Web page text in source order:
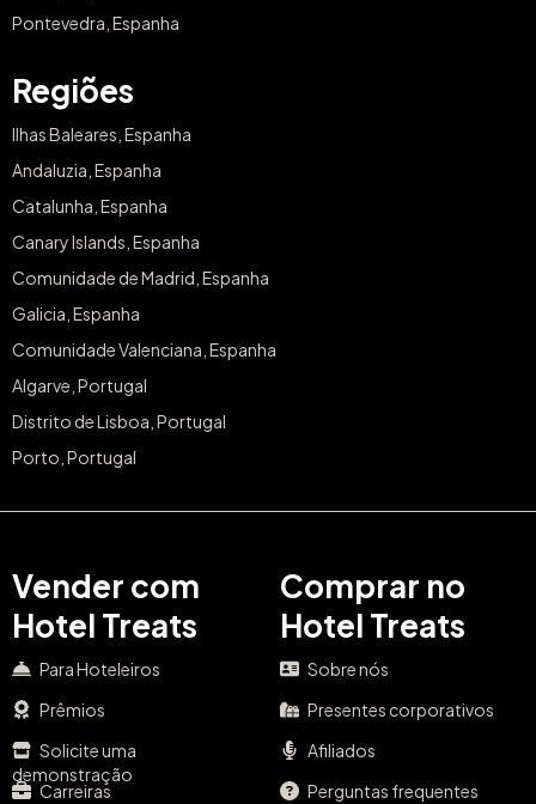
Pontevedra, Espanha
Regiões
Ilhas Baleares, Espanha
Andaluzia, Espanha
Catalunha, Espanha
Canary Islands, Espanha
Comunidade de Madrid, Espanha
Galicia, Espanha
Comunidade Valenciana, Espanha
Algarve, Portugal
Distrito de Lisboa, Portugal
Porto, Portugal
Vender com
Hotel Treats
Para Hoteleiros
Prêmios
Solicite uma
demonstração
Carreiras
Comprar no
Hotel Treats
Sobre nós
Presentes corporativos
Afiliados
Perguntas frequentes